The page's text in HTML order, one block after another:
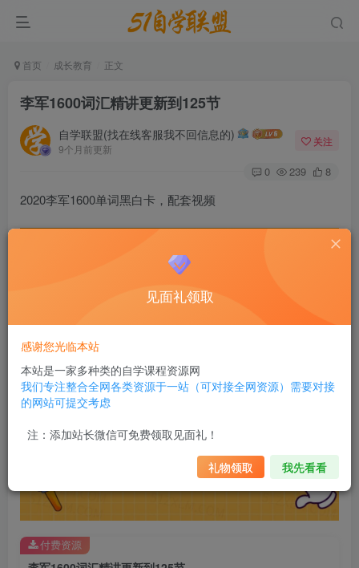
首页 成长教育 正文
李军1600词汇精讲更新到125节
自学联盟(找在线客服我不回信息的)
9个月前更新
关注
0 239 8
2020李军1600单词黑白卡，配套视频
朋友圈不定时发福利（开通会员免
付费资源
见面礼领取
感谢您光临本站
本站是一家多种类的自学课程资源网
我们专注整合全网各类资源于一站（可对接全网资源）需要对接
的网站可提交考虑
注：添加站长微信可免费领取见面礼！
礼物领取 我先看看